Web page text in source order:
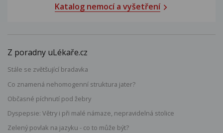
Katalog nemocí a vyšetření
Z poradny uLékaře.cz
Stále se zvětšující bradavka
Co znamená nehomogenní struktura jater?
Občasné píchnutí pod žebry
Dyspepsie: Větry i při malé námaze, nepravidelná stolice
Zelený povlak na jazyku - co to může být?